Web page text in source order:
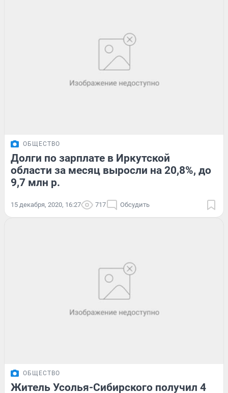
ОБЩЕСТВО
Долги по зарплате в Иркутской
области за месяц выросли на 20,8%, до
9,7 млн р.
15 декабря, 2020, 16:27 717 Обсудить
ОБЩЕСТВО
Житель Усолья-Сибирского получил 4